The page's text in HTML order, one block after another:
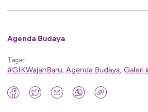
Agenda Budaya
Tagar:
#GIKWajahBaru, Agenda Budaya, Galeri